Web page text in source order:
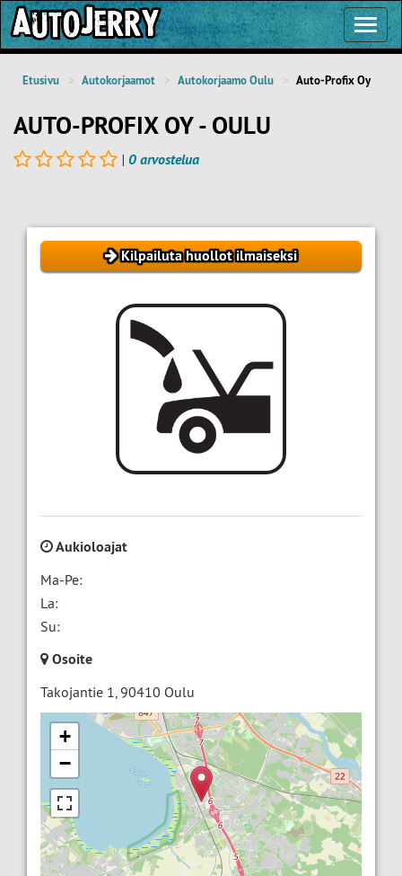
Etusivu Autokorjaamot Autokorjaamo Oulu Auto-Profix Oy
AUTO-PROFIX OY - OULU
| 0 arvostelua
Kilpailuta huollot ilmaiseksi
Aukioloajat
Ma-Pe:
La:
Su:
Osoite
Takojantie 1,90410 Oulu
+
−